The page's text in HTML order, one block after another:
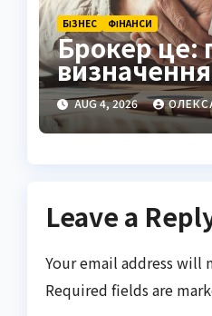
БІЗНЕС ФІНАНСИ
Брокер це:
як обрати
AUG 4, 2026
Leave a
Your email address will
Required fields are